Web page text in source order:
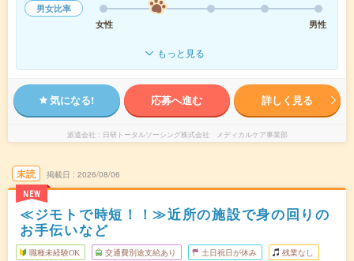
男女比率
女性
男性
もっと見る
気になる! 応募へ進む 詳しく見る
派遣会社 日研トータルソーシング株式会社 メディカルケア事業部
未読
NEW
掲載日 2026/08/06
≪ジモトで時短！！≫近所の施設で身の回りの
お手伝いなど
職種未経験OK 交通費別途支給あり 土日祝日が休み 残業なし